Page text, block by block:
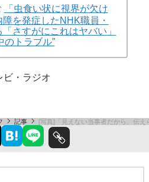
「虫食い状に視界が欠け
を発症したNHK職員・
さすがにこれはヤバい」
のトラブル”
ビ・ラジオ
記事 [写真]「見えない当事者だから、伝